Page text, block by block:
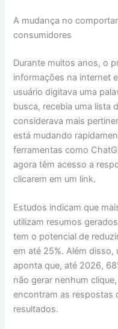
A mudança no
consumidores
Durante muitos anos, o
informações na internet
usuário digitava uma
busca, recebia uma lista
considerava mais
está mudando
ferramentas como
agora têm acesso a
clicarem em um link.
Estudos indicam que
utilizam resumos
tem o potencial de
em até 25%. Além
aponta que, até 2026,
não gerar nenhum
encontram as respostas
resultados.